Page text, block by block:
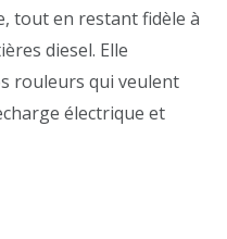
tout en restant fidèle à
diesel. Elle
rouleurs qui veulent
électrique et